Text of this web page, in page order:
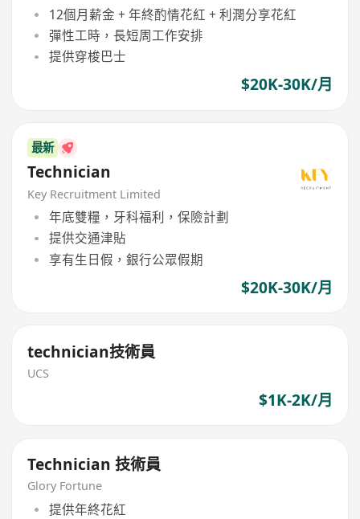
12個月薪金 + 年終酌情花紅 + 利潤分享花紅
彈性工時，長短周工作安排
提供穿梭巴士
$20K-30K/月
最新
Technician
Key Recruitment Limited
年底雙糧，牙科福利，保險計劃
提供交通津貼
享有生日假，銀行公眾假期
$20K-30K/月
technician技術員
UCS
$1K-2K/月
Technician 技術員
Glory Fortune
提供年終花紅